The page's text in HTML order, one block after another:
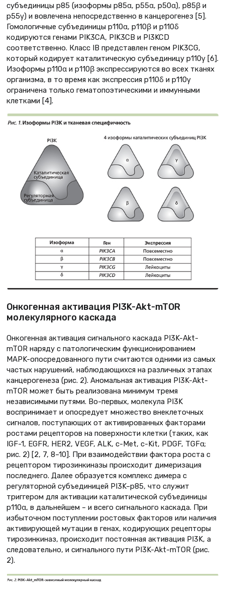
субъединицы р85 (изоформы р85α, р55α, р50α), р85β и
р55γ) и вовлечена непосредственно в канцерогенез [5].
Гомологичные субъединицы p110α, p110β и p110δ
кодируются генами PIK3CA, PIK3CB и PI3KCD
соответственно. Класс IB представлен геном PIK3CG,
который кодирует каталитическую субъединицу p110γ [6].
Изоформы p110α и p110β экспрессируются во всех тканях
организма, в то время как экспрессия p110δ и p110γ
ограничена только гематопоэтическими и иммунными
клетками [4].
Онкогенная активация PI3K-Akt-mTOR
молекулярного каскада
Онкогенная активация сигнального каскада PI3K-Akt-
mTOR наряду с патологическим функционированием
MAPK-опосредованного пути считаются одними из самых
частых нарушений, наблюдающихся на различных этапах
канцерогенеза (рис. 2). Аномальная активация PI3K-Akt-
mTOR может быть реализована минимум тремя
независимыми путями. Во-первых, молекула PI3K
воспринимает и опосредует множество внеклеточных
сигналов, поступающих от активированных факторами
ростами рецепторов на поверхности клетки (таких, как
IGF-1, EGFR, HER2, VEGF, ALK, c-Met, c-Kit, PDGF, TGFα;
рис. 2) [2, 7, 8–10]. При взаимодействии фактора роста с
рецептором тирозинкиназы происходит димеризация
последнего. Далее образуется комплекс димера с
регуляторной субъединицей PI3K–р85, что служит
триггером для активации каталитической субъединицы
р110α, в дальнейшем – и всего сигнального каскада. При
избыточном поступлении ростовых факторов или наличия
активирующей мутации в генах, кодирующих рецепторы
тирозинкиназ, происходит постоянная активация PI3K, а
следовательно, и сигнального пути PI3K-Akt-mTOR (рис.
2).